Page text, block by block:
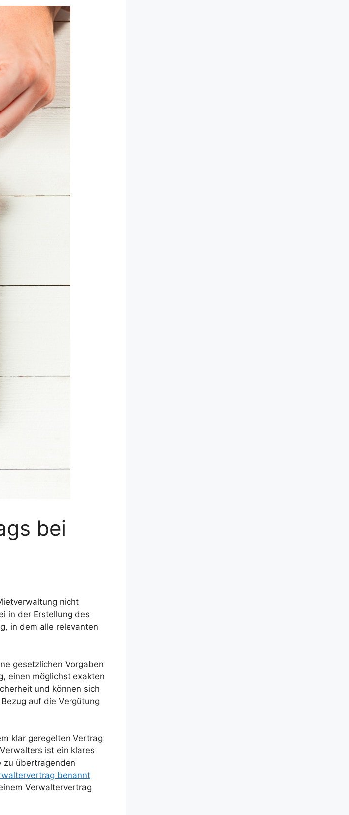
bei
nicht
in der Erstellung des
in dem alle relevanten
gesetzlichen Vorgaben
einen möglichst exakten
und können sich
auf die Vergütung
klar geregelten Vertrag
ist ein klares
zu übertragenden
benannt
Verwaltervertrag